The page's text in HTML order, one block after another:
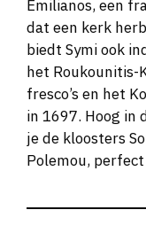
Emilianos, een
dat een kerk
biedt Symi ook
het Roukounitis-
fresco’s en het
in 1697. Hoog in
je de kloosters
Polemou,